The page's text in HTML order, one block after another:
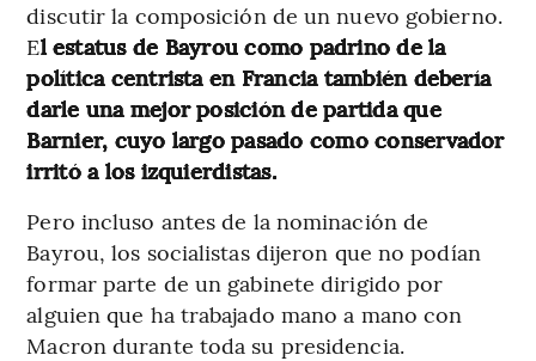
discutir la composición de un nuevo gobierno.
El estatus de Bayrou como padrino de la
política centrista en Francia también debería
darle una mejor posición de partida que
Barnier, cuyo largo pasado como conservador
irritó a los izquierdistas.
Pero incluso antes de la nominación de
Bayrou, los socialistas dijeron que no podían
formar parte de un gabinete dirigido por
alguien que ha trabajado mano a mano con
Macron durante toda su presidencia.